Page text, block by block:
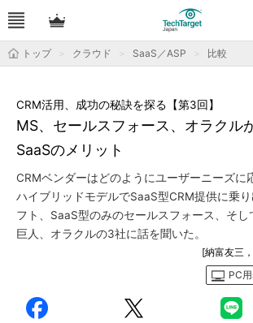
トップ クラウド SaaS／ASP 比較
MS、セールスフォース、オラクル
SaaSのメリット
CRM活用、成功の秘訣を探る【第3回】
CRMベンダーはどのようにユーザーニーズに
ハイブリッドモデルでSaaS型CRM提供に乗
フト、SaaS型のみのセールスフォース、そし
巨人、オラクルの3社に話を聞いた。
[納富友三
PC